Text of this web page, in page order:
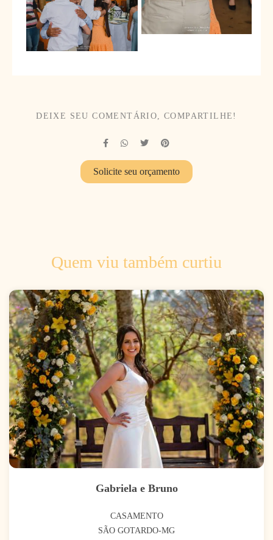
DEIXE SEU COMENTÁRIO, COMPARTILHE!
Solicite seu orçamento
Quem viu também curtiu
Gabriela e Bruno
CASAMENTO
SÃO GOTARDO-MG